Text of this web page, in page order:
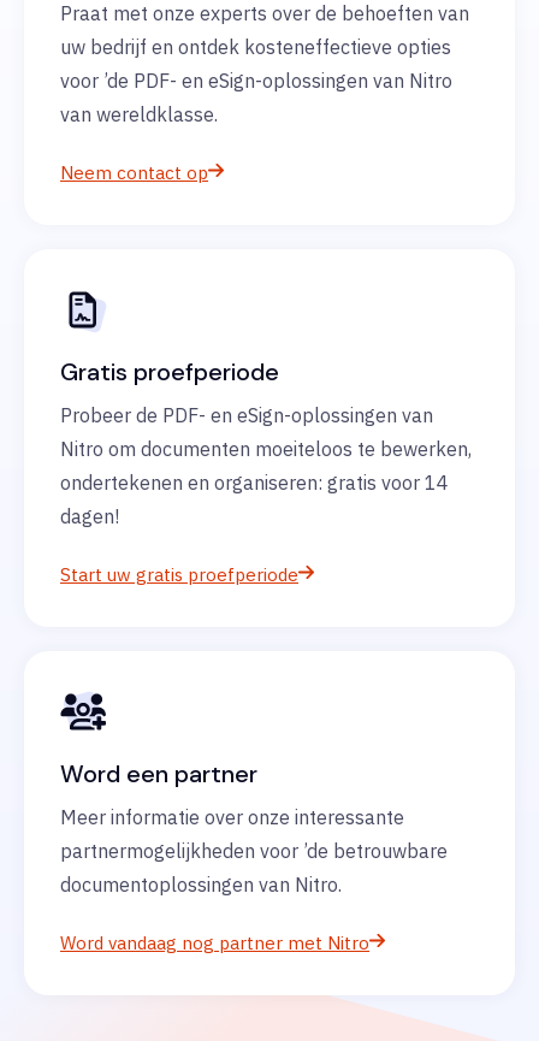
Praat met onze experts over de behoeften van
uw bedrijf en ontdek kosteneffectieve opties
voor ’de PDF- en eSign-oplossingen van Nitro
van wereldklasse.
Neem contact op
Gratis proefperiode
Probeer de PDF- en eSign-oplossingen van
Nitro om documenten moeiteloos te bewerken,
ondertekenen en organiseren: gratis voor 14
dagen!
Start uw gratis proefperiode
Word een partner
Meer informatie over onze interessante
partnermogelijkheden voor ’de betrouwbare
documentoplossingen van Nitro.
Word vandaag nog partner met Nitro